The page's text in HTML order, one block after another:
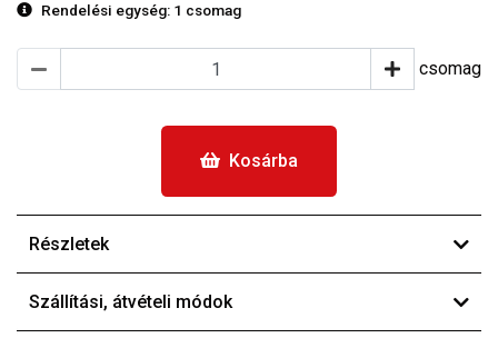
Rendelési egység: 1 csomag
csomag
Kosárba
Részletek
Szállítási, átvételi módok